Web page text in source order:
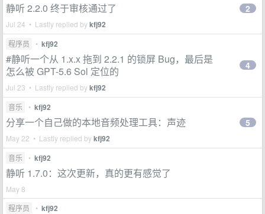
静听 2.2.0 终于审核通过了
Jul 24 • Lastly replied bykfj92
2
程序员 • kfj92
#静听一个从 1.x.x 拖到 2.2.1 的锁屏 Bug，最后是
怎么被 GPT-5.6 Sol 定位的
Jul 23 • Lastly replied bykfj92
4
音乐 • kfj92
分享一个自己做的本地音频处理工具：声迹
May 22 • Lastly replied bykfj92
5
音乐 • kfj92
静听 1.7.0：这次更新，真的更有感觉了
May 8
程序员
• kfj92